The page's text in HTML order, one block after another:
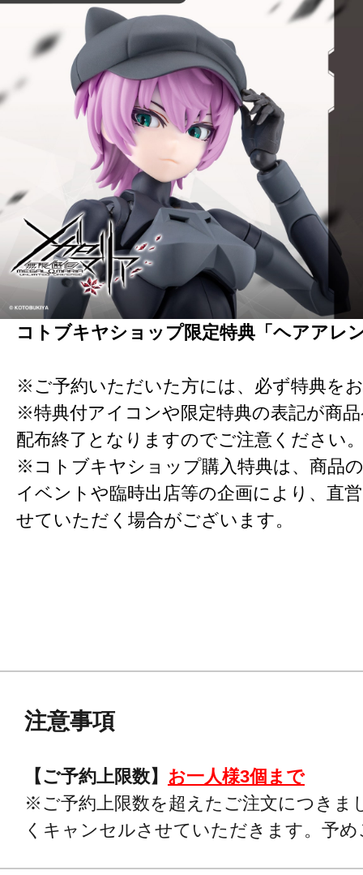
コトブキヤショップ限定特典「ヘアアレ
※ご予約いただいた方には、必ず特典を
※特典付アイコンや限定特典の表記が商
配布終了となりますのでご注意ください
※コトブキヤショップ購入特典は、商品
イベントや臨時出店等の企画により、直
せていただく場合がございます。
注意事項
【ご予約上限数】 お一人様3個まで
※ご予約上限数を超えたご注文につきま
くキャンセルさせていただきます。予